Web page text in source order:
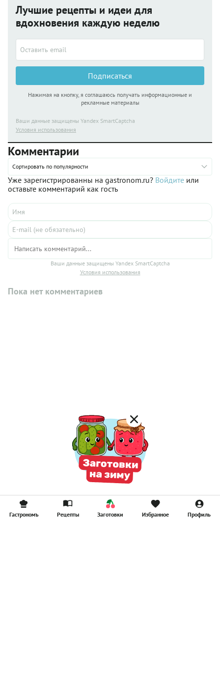
Лучшие рецепты и идеи для
вдохновения каждую неделю
Подписаться
Нажимая на кнопку, я соглашаюсь получать информационные и
рекламные материалы
Ваши данные защищены Yandex SmartCaptcha
Условия использования
Комментарии
Сортировать по популярности
Уже зарегистрированны на gastronom.ru? Войдите или
оставьте комментарий как гость
Ваши данные защищены Yandex SmartCaptcha
Условия использования
Пока нет комментариев
Гастрономъ Рецепты Заготовки Избранное Профиль